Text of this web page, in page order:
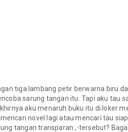
tiga lambang petir berwarna biru
sarung tangan itu. Tapi aku tau
aku menaruh buku itu di loker
novel lagi atau mencari tau
tangan transparan ,-tersebut?